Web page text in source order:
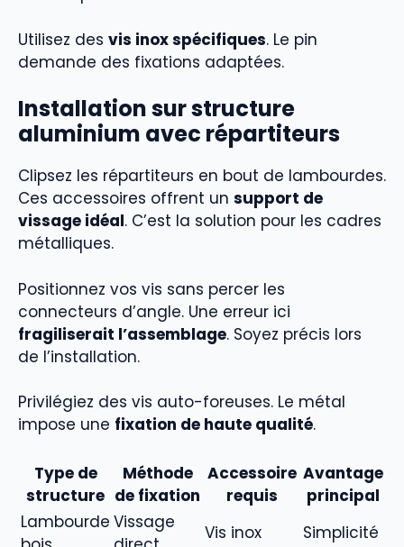
Utilisez des vis inox spécifiques. Le pin
demande des fixations adaptées.
Installation sur structure
aluminium avec répartiteurs
Clipsez les répartiteurs en bout de lambourdes.
Ces accessoires offrent un support de
vissage idéal. C’est la solution pour les cadres
métalliques.
Positionnez vos vis sans percer les
connecteurs d’angle. Une erreur ici
fragiliserait l’assemblage. Soyez précis lors
de l’installation.
Privilégiez des vis auto-foreuses. Le métal
impose une fixation de haute qualité.
Type de
structure
Méthode
de fixation
Accessoire
requis
Avantage
principal
Lambourde Vissage
Vis inox Simplicité